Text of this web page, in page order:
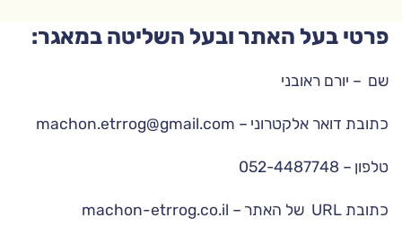
פרטי בעל האתר ובעל השליטה במאגר:
שם – יורם ראובני
כתובת דואר אלקטרוני – machon.etrrog@gmail.com
טלפון – 052-4487748
כתובת URL של האתר – machon-etrrog.co.il